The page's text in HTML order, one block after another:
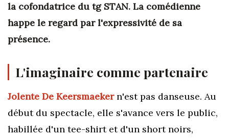
la cofondatrice du tg STAN. La comédienne
happe le regard par l'expressivité de sa
présence.
L'imaginaire comme partenaire
Jolente De Keersmaeker n'est pas danseuse. Au
début du spectacle, elle s'avance vers le public,
habillée d'un tee-shirt et d'un short noirs,